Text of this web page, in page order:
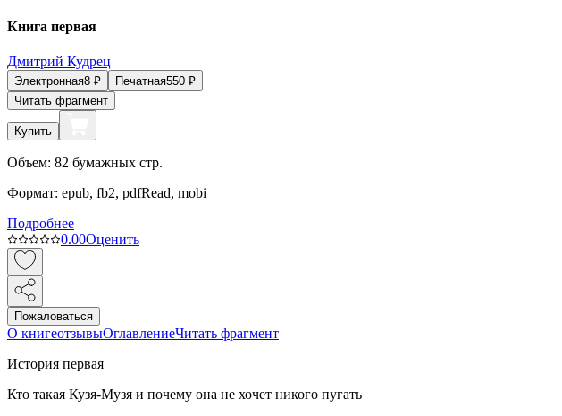
Книга первая
Дмитрий Кудрец
Электронная8 ₽ Печатная550 ₽
Читать фрагмент
Купить
Объем: 82 бумажных стр.
Формат: epub, fb2, pdfRead, mobi
Подробнее
0.00Оценить
Пожаловаться
О книгеотзывыОглавлениеЧитать фрагмент
История первая
Кто такая Кузя-Музя и почему она не хочет никого пугать